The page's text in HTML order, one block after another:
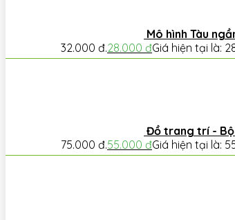
Mô hình Tàu
32.000 đ.28.000 đGiá hiện tại là:
Đồ trang trí - Bộ
75.000 đ.55.000 đGiá hiện tại là: